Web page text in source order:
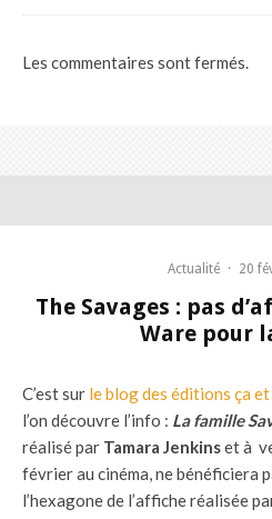
Les commentaires sont fermés.
Actualité · 20
The Savages : pas
Ware pour
C’est sur le blog des éditions ça et
l’on découvre l’info : La famille
réalisé par Tamara Jenkinset à
février au cinéma, ne bénéficiera
l’hexagone de l’affiche réalisée